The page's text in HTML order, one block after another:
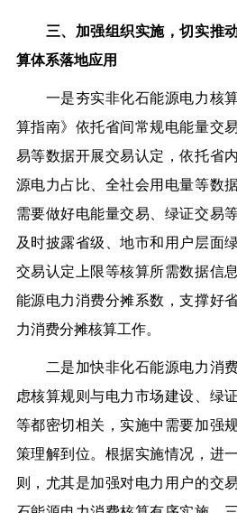
三、加强组织实施，切实推动
算体系落地应用
一是夯实非化石能源电力核算
算指南》依托省间常规电能量交
易等数据开展交易认定，依托省
源电力占比、全社会用电量等数
需要做好电能量交易、绿证交易
及时披露省级、地市和用户层面
交易认定上限等核算所需数据信
能源电力消费分摊系数，支撑好
力消费分摊核算工作。
二是加快非化石能源电力消费
虑核算规则与电力市场建设、绿
等都密切相关，实施中需要加强
策理解到位。根据实施情况，进
则，尤其是加强对电力用户的交